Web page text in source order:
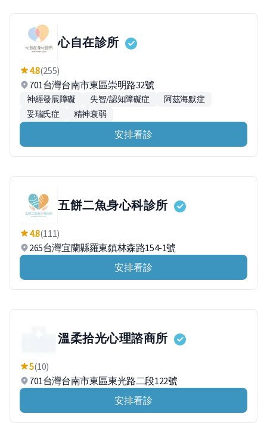
心自在診所
4.8(255)
701台灣台南市東區崇明路32號
神經發展障礙 失智/認知障礙症
阿茲海默症
妥瑞氏症
精神衰弱
安排看診
五餅二魚身心科診所
4.8(111)
265台灣宜蘭縣羅東鎮林森路154-1號
安排看診
溫柔拾光心理諮商所
5(10)
701台灣台南市東區東光路二段122號
安排看診